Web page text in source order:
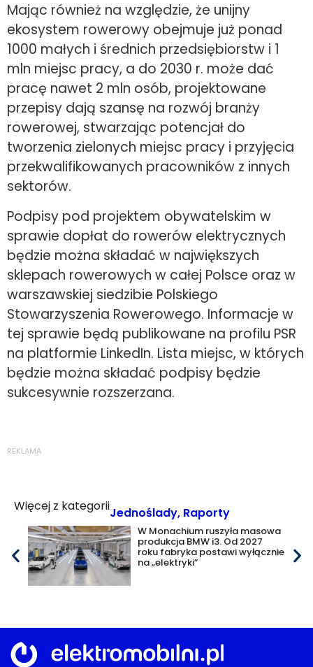
Mając również na względzie, że unijny
ekosystem rowerowy obejmuje już ponad
1000 małych i średnich przedsiębiorstw i 1
mln miejsc pracy, a do 2030 r. może dać
pracę nawet 2 mln osób, projektowane
przepisy dają szansę na rozwój branży
rowerowej, stwarzając potencjał do
tworzenia zielonych miejsc pracy i przyjęcia
przekwalifikowanych pracowników z innych
sektorów.
Podpisy pod projektem obywatelskim w
sprawie dopłat do rowerów elektrycznych
będzie można składać w największych
sklepach rowerowych w całej Polsce oraz w
warszawskiej siedzibie Polskiego
Stowarzyszenia Rowerowego. Informacje w
tej sprawie będą publikowane na profilu PSR
na platformie LinkedIn. Lista miejsc, w których
będzie można składać podpisy będzie
sukcesywnie rozszerzana.
REKLAMA
Więcej z kategoriiJednoślady, Raporty
W Monachium ruszyła masowa
produkcja BMW i3. Od 2027
roku fabryka postawi wyłącznie
na „elektryki”